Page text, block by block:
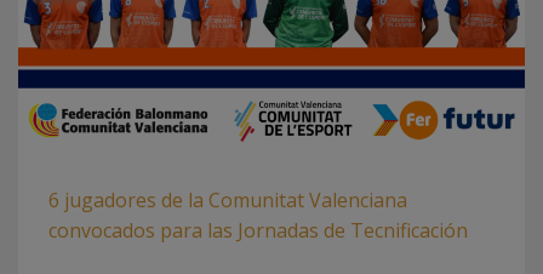
6 jugadores de la Comunitat Valenciana
convocados para las Jornadas de Tecnificación